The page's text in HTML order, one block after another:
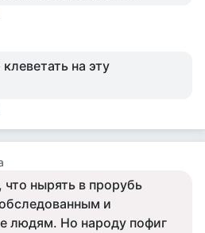
на эту
нырять в прорубь
и
людям. Но народу пофиг